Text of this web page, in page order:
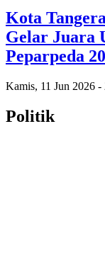
Kota
Gelar Juara
Peparpeda
Kamis, 11 Jun 2026
Politik